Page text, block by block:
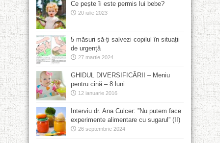
Ce pește îi este permis lui bebe?
20 iulie 2023
5 măsuri să-ți salvezi copilul în situații
de urgență
27 martie 2024
GHIDUL DIVERSIFICĂRII – Meniu
pentru cină – 8 luni
12 ianuarie 2016
Interviu dr. Ana Culcer: ”Nu putem face
experimente alimentare cu sugarul” (II)
26 septembrie 2024